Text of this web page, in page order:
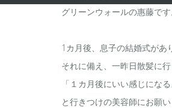
グリーンウォールの惠藤です
1カ月後、息子の結婚式があ
それに備え、一昨日散髪に行
「１カ月後にいい感じになる
と行きつけの美容師にお願